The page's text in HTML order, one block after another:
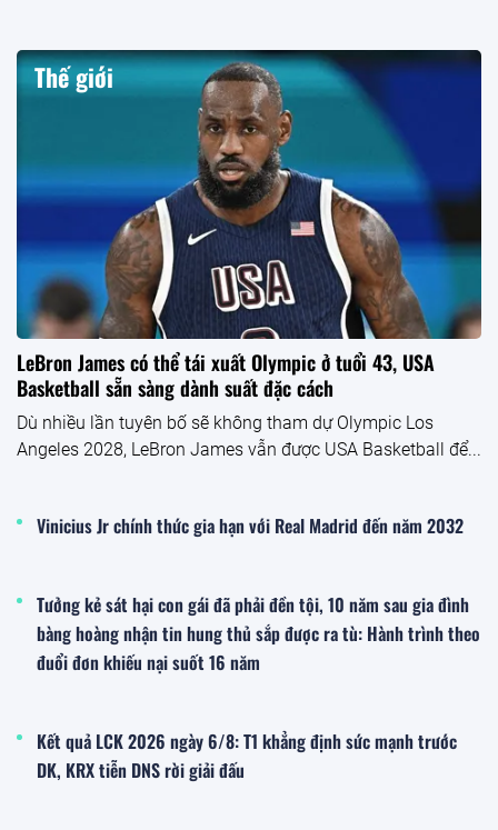
Thế giới
LeBron James có thể tái xuất Olympic ở tuổi 43, USA
Basketball sẵn sàng dành suất đặc cách
Dù nhiều lần tuyên bố sẽ không tham dự Olympic Los
Angeles 2028, LeBron James vẫn được USA Basketball để...
Vinicius Jr chính thức gia hạn với Real Madrid đến năm 2032
Tưởng kẻ sát hại con gái đã phải đền tội, 10 năm sau gia đình
bàng hoàng nhận tin hung thủ sắp được ra tù: Hành trình theo
đuổi đơn khiếu nại suốt 16 năm
Kết quả LCK 2026 ngày 6/8: T1 khẳng định sức mạnh trước
DK, KRX tiễn DNS rời giải đấu